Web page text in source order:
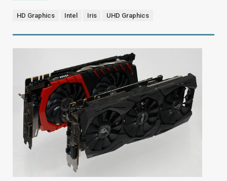
HD Graphics Intel Iris UHD Graphics